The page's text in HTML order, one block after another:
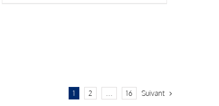
1 2 … 16 Suivant